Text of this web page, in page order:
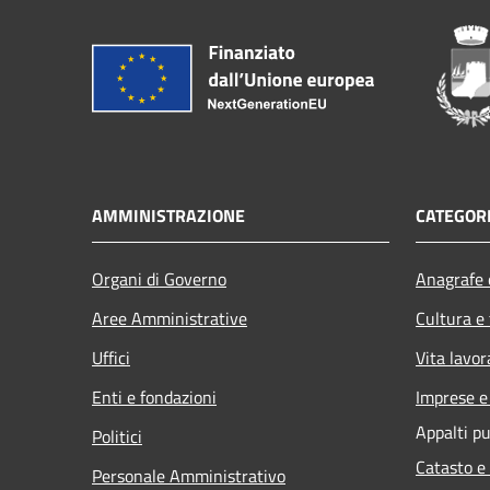
AMMINISTRAZIONE
Organi di Governo
Aree Amministrative
Uffici
Enti e fondazioni
Politici
Personale Amministrativo
Cultura
Vita
Imprese
Appalti
Catasto